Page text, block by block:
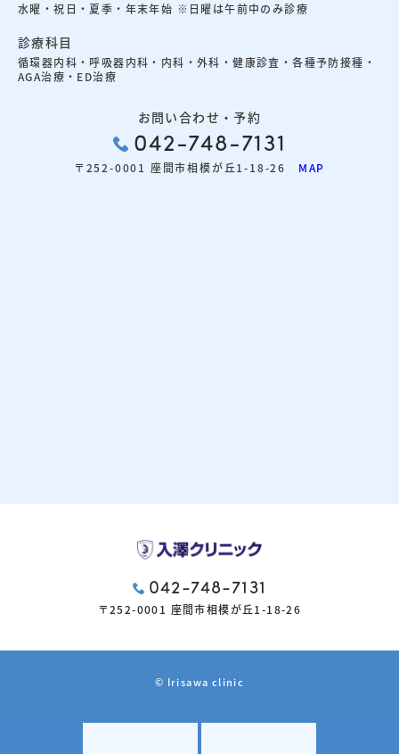
水曜・祝日・夏季・年末年始 ※日曜は午前中のみ診療
診療科目
循環器内科・呼吸器内科・内科・外科・健康診査・各種予防接種・
AGA治療・ED治療
お問い合わせ・予約
042-748-7131
〒252-0001 座間市相模が丘1-18-26 MAP
042-748-7131
〒252-0001 座間市相模が丘1-18-26
© Irisawa clinic